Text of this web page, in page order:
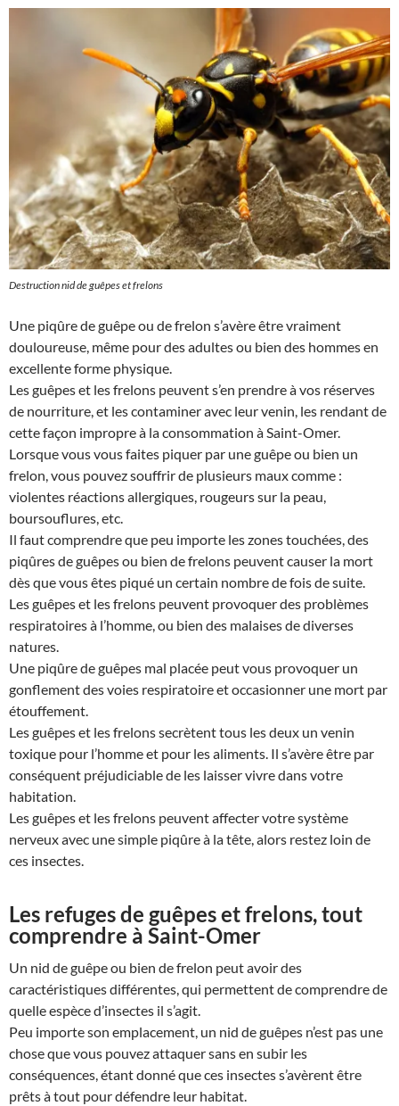
Destruction nid de guêpes et frelons
Une piqûre de guêpe ou de frelon s’avère être vraiment
douloureuse, même pour des adultes ou bien des hommes en
excellente forme physique.
Les guêpes et les frelons peuvent s’en prendre à vos réserves
de nourriture, et les contaminer avec leur venin, les rendant de
cette façon impropre à la consommation à Saint-Omer.
Lorsque vous vous faites piquer par une guêpe ou bien un
frelon, vous pouvez souffrir de plusieurs maux comme :
violentes réactions allergiques, rougeurs sur la peau,
boursouflures, etc.
Il faut comprendre que peu importe les zones touchées, des
piqûres de guêpes ou bien de frelons peuvent causer la mort
dès que vous êtes piqué un certain nombre de fois de suite.
Les guêpes et les frelons peuvent provoquer des problèmes
respiratoires à l’homme, ou bien des malaises de diverses
natures.
Une piqûre de guêpes mal placée peut vous provoquer un
gonflement des voies respiratoire et occasionner une mort par
étouffement.
Les guêpes et les frelons secrètent tous les deux un venin
toxique pour l’homme et pour les aliments. Il s’avère être par
conséquent préjudiciable de les laisser vivre dans votre
habitation.
Les guêpes et les frelons peuvent affecter votre système
nerveux avec une simple piqûre à la tête, alors restez loin de
ces insectes.
Les refuges de guêpes et frelons, tout
comprendre à Saint-Omer
Un nid de guêpe ou bien de frelon peut avoir des
caractéristiques différentes, qui permettent de comprendre de
quelle espèce d’insectes il s’agit.
Peu importe son emplacement, un nid de guêpes n’est pas une
chose que vous pouvez attaquer sans en subir les
conséquences, étant donné que ces insectes s’avèrent être
prêts à tout pour défendre leur habitat.